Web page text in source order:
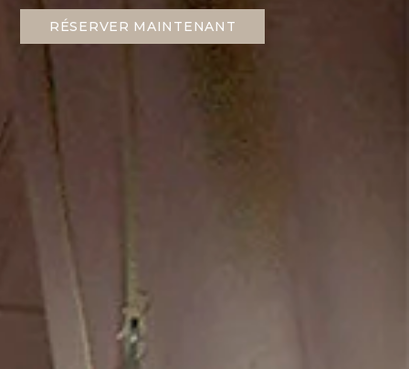
RÉSERVER MAINTENANT